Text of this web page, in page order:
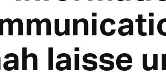
laisse